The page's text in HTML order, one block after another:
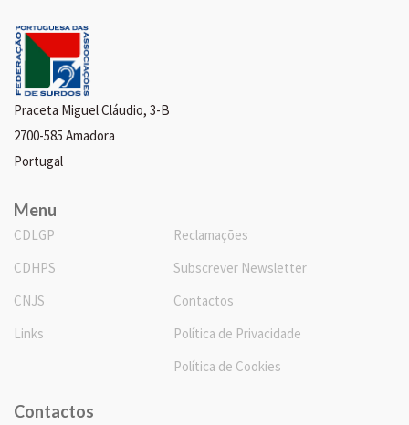
Praceta Miguel Cláudio, 3-B
2700-585 Amadora
Portugal
Menu
CDLGP
CDHPS
CNJS
Links
Reclamações
Subscrever Newsletter
Contactos
Política de Privacidade
Política de Cookies
Contactos